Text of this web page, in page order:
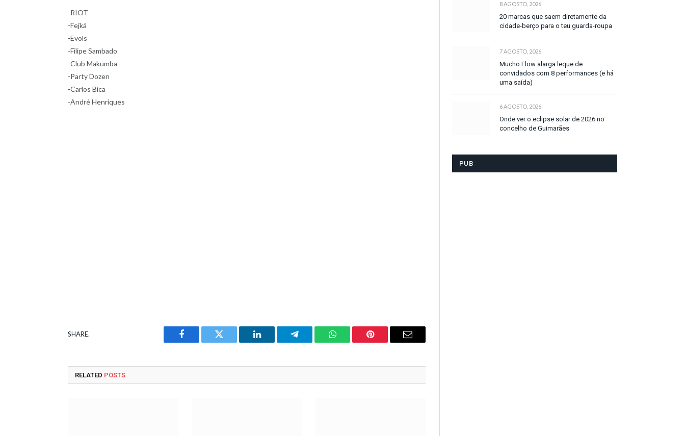
-RIOT
-Fejká
-Evols
-Filipe Sambado
-Club Makumba
-Party Dozen
-Carlos Bica
-André Henriques
SHARE.
Facebook Twitter LinkedIn Telegram WhatsAppPinterest Email
RELATED POSTS
8 AGOSTO, 2026
20 marcas que saem diretamente da
cidade-berço para o teu guarda-roupa
7 AGOSTO, 2026
Mucho Flow alarga leque de
convidados com 8 performances (e há
uma saída)
6 AGOSTO, 2026
Onde ver o eclipse solar de 2026 no
concelho de Guimarães
PUB